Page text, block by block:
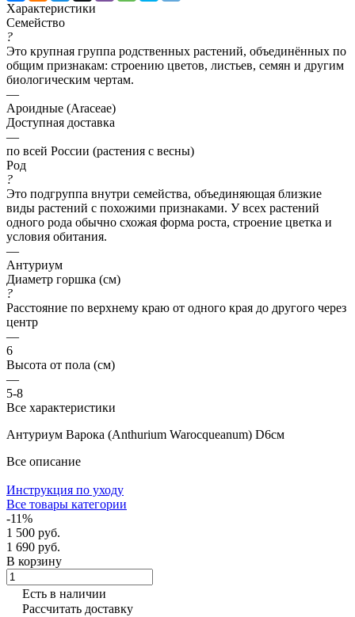
Характеристики
Семейство
?
Это крупная группа родственных растений, объединённых по
общим признакам: строению цветов, листьев, семян и другим
биологическим чертам.
—
Ароидные (Araceae)
Доступная доставка
—
по всей России (растения с весны)
Род
?
Это подгруппа внутри семейства, объединяющая близкие
виды растений с похожими признаками. У всех растений
одного рода обычно схожая форма роста, строение цветка и
условия обитания.
—
Антуриум
Диаметр горшка (см)
?
Расстояние по верхнему краю от одного края до другого через
центр
—
6
Высота от пола (см)
—
5-8
Все характеристики
Антуриум Варока (Anthurium Warocqueanum) D6см
Все описание
Инструкция по уходу
Все товары категории
-11%
1 500 руб.
1 690 руб.
В корзину
Есть в наличии
Рассчитать доставку